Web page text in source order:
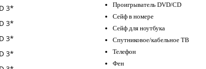
Проигрыватель DVD/CD
Сейф в номере
Сейф для ноутбука
Спутниковое/кабельное ТВ
Телефон
Фен